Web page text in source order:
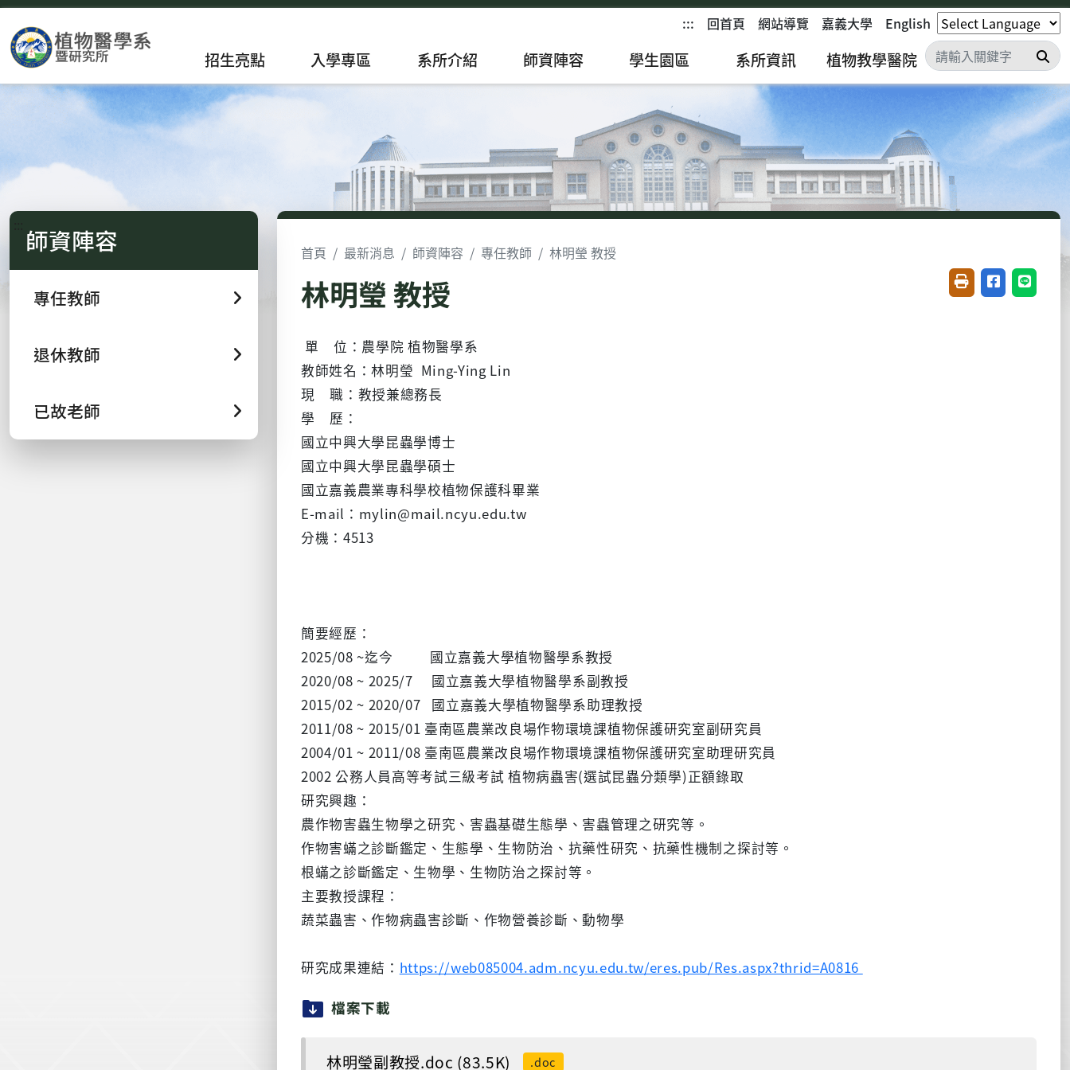
::: 回首頁 網站導覽 嘉義大學 English
招生亮點 入學專區 系所介紹 師資陣容 學生園區 系所資訊 植物教學醫院 搜
師資陣容
專任教師
退休教師
已故老師
首頁 最新消息 師資陣容 專任教師 林明瑩 教授
林明瑩 教授 友善列印(開新視窗)
分享至臉書(
分享至
單 位：農學院 植物醫學系
教師姓名：林明瑩 Ming-Ying Lin
現 職：教授兼總務長
學 歷：
國立中興大學昆蟲學博士
國立中興大學昆蟲學碩士
國立嘉義農業專科學校植物保護科畢業
E-mail：mylin@mail.ncyu.edu.tw
分機：4513
簡要經歷：
2025/08 ~迄今 國立嘉義大學植物醫學系教授
2020/08 ~ 2025/7 國立嘉義大學植物醫學系副教授
2015/02 ~ 2020/07 國立嘉義大學植物醫學系助理教授
2011/08 ~ 2015/01 臺南區農業改良場作物環境課植物保護研究室副研究員
2004/01 ~ 2011/08 臺南區農業改良場作物環境課植物保護研究室助理研究員
2002 公務人員高等考試三級考試 植物病蟲害(選試昆蟲分類學)正額錄取
研究興趣：
農作物害蟲生物學之研究、害蟲基礎生態學、害蟲管理之研究等。
作物害蟎之診斷鑑定、生態學、生物防治、抗藥性研究、抗藥性機制之探討等。
根蟎之診斷鑑定、生物學、生物防治之探討等。
主要教授課程：
蔬菜蟲害、作物病蟲害診斷、作物營養診斷、動物學
研究成果連結： https://web085004.adm.ncyu.edu.tw/eres.pub/Res.aspx?thrid=A0816
檔案下載
林明瑩副教授.doc (83.5K) .doc